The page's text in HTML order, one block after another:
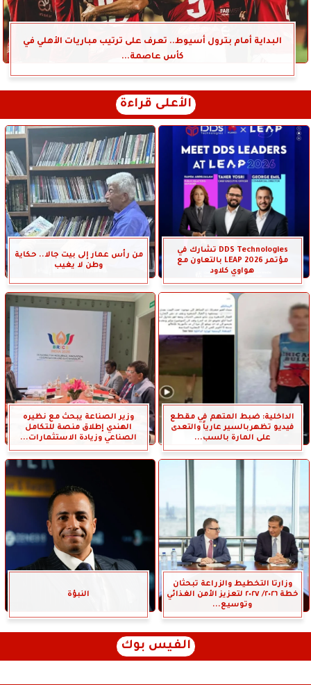
البداية أمام بترول أسيوط.. تعرف على ترتيب مباريات الأهلي في
كأس عاصمة...
الأعلى قراءة
DDS Technologies تشارك في
مؤتمر LEAP 2026 بالتعاون مع
هواوي كلاود
من رأس عمار إلى بيت جالا.. حكاية
وطن لا يغيب
الداخلية: ضبط المتهم في مقطع
فيديو تظهربالسير عارياً والتعدى
على المارة بالسب...
وزير الصناعة يبحث مع نظيره
الهندي إطلاق منصة للتكامل
الصناعي وزيادة الاستثمارات...
وزارتا التخطيط والزراعة تبحثان
خطة ٢٠٢٦/ ٢٠٢٧ لتعزيز الأمن الغذائي
وتوسيع...
النبؤة
الفيس بوك